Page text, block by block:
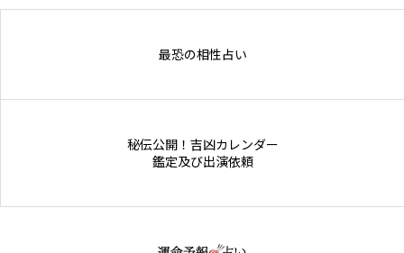
最恐の相性占い
秘伝公開！吉凶カレンダー
鑑定及び出演依頼